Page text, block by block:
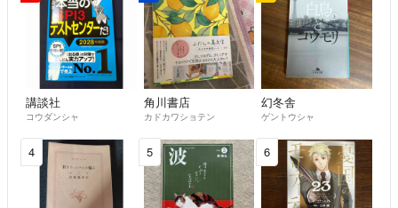
講談社
コウダンシャ
角川書店
カドカワショテン
幻冬舎
ゲントウシャ
4 5 6